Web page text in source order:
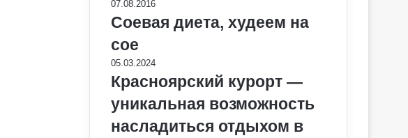
07.08.2016
Соевая диета, худеем на
сое
05.03.2024
Красноярский курорт —
уникальная возможность
насладиться отдыхом в